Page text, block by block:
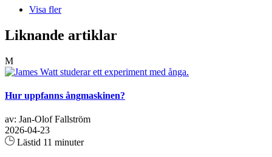
Visa fler
Liknande artiklar
M
Hur uppfanns ångmaskinen?
av: Jan-Olof Fallström
2026-04-23
Lästid 11 minuter